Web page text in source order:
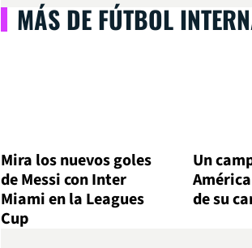
MÁS DE FÚTBOL
Mira los nuevos goles
de Messi con Inter
Miami en la Leagues
Cup
Un
de su